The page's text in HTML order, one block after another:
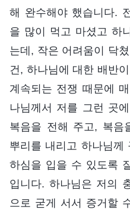
해 완수해야 했습니다.
을 많이 먹고 마셨고 하
는데, 작은 어려움이 닥
건, 하나님에 대한 배반
계속되는 전쟁 때문에
나님께서 저를 그런 곳
복음을 전해 주고, 복음
뿌리를 내리고 하나님께
하심을 입을 수 있도록
입니다. 하나님은 저의
으로 굳게 서서 증거할